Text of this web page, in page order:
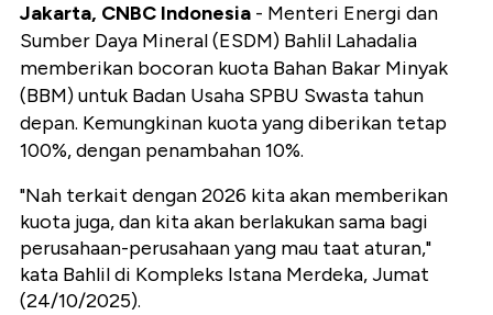
Jakarta, CNBC Indonesia - Menteri Energi dan
Sumber Daya Mineral (ESDM) Bahlil Lahadalia
memberikan bocoran kuota Bahan Bakar Minyak
(BBM) untuk Badan Usaha SPBU Swasta tahun
depan. Kemungkinan kuota yang diberikan tetap
100%, dengan penambahan 10%.
"Nah terkait dengan 2026 kita akan memberikan
kuota juga, dan kita akan berlakukan sama bagi
perusahaan-perusahaan yang mau taat aturan,"
kata Bahlil di Kompleks Istana Merdeka, Jumat
(24/10/2025).